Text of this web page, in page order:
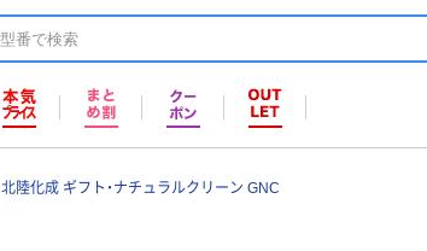
北陸化成 ギフト・ナチュラルクリーン GNC